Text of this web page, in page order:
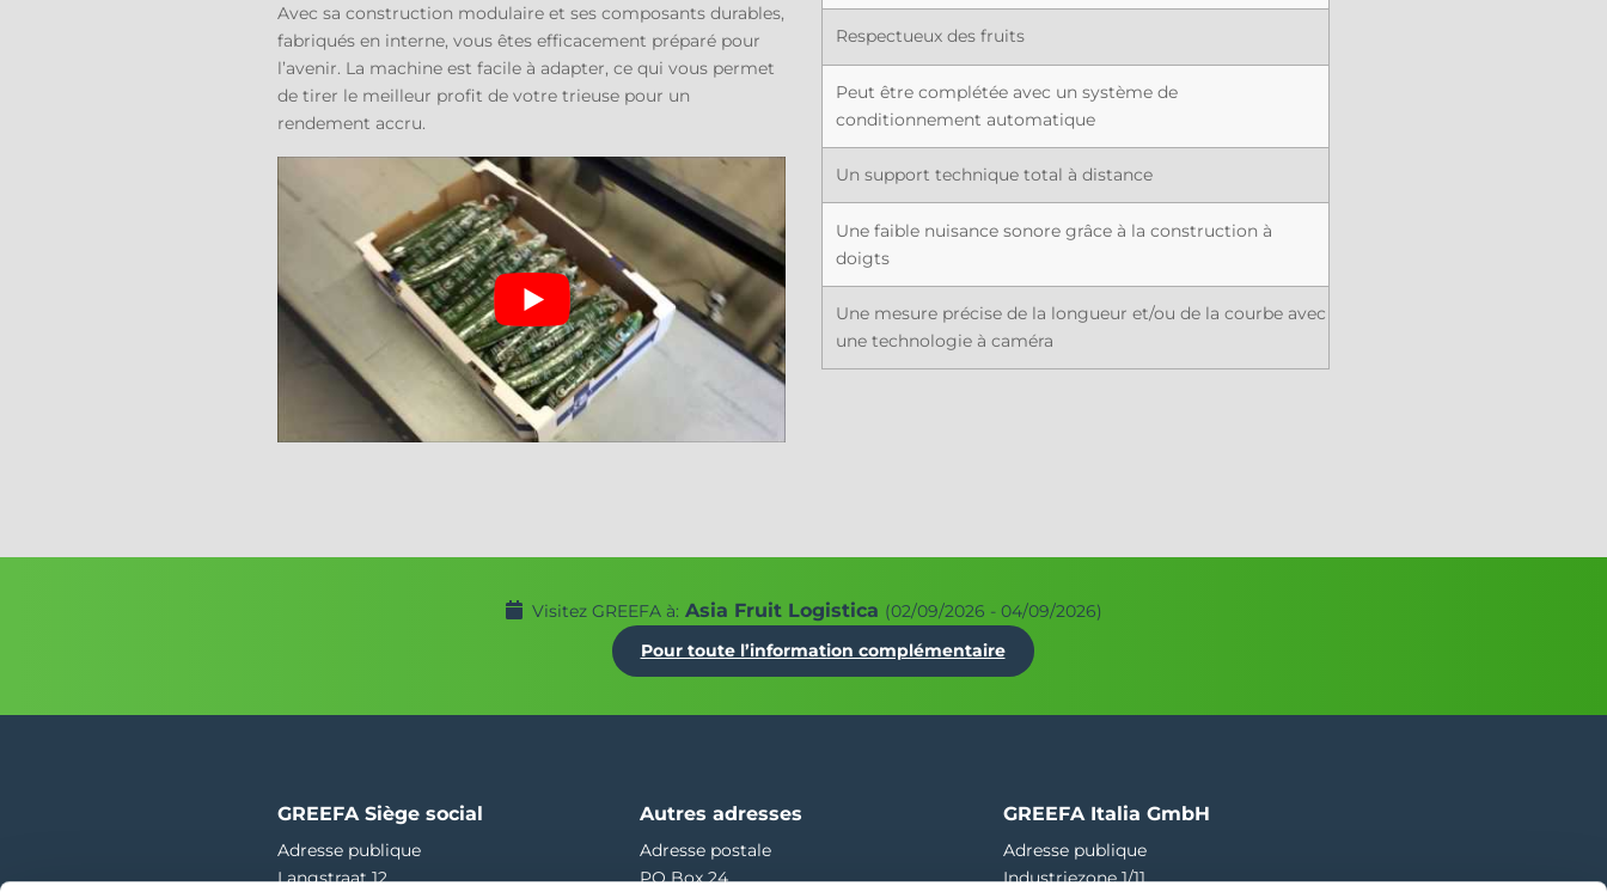
Avec sa construction modulaire et ses composants durables,
fabriqués en interne, vous êtes efficacement préparé pour
l’avenir. La machine est facile à adapter, ce qui vous permet
de tirer le meilleur profit de votre trieuse pour un
rendement accru.
Respectueux des fruits
Peut être complétée avec un système de
conditionnement automatique
Un support technique total à distance
Une faible nuisance sonore grâce à la construction à
doigts
Une mesure précise de la longueur et/ou de la courbe avec
une technologie à caméra
Visitez GREEFA à: Asia Fruit Logistica (02/09/2026 - 04/09/2026)
Pour toute l’information complémentaire
GREEFA Siège social
Adresse publique
Langstraat 12
Autres adresses
Adresse postale
PO Box 24
GREEFA Italia GmbH
Adresse publique
Industriezone 1/11